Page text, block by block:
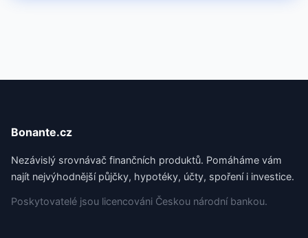
Bonante.cz
Nezávislý srovnávač finančních produktů. Pomáháme vám
najít nejvýhodnější půjčky, hypotéky, účty, spoření i investice.
Poskytovatelé jsou licencováni Českou národní bankou.